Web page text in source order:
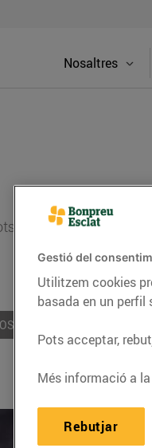
Nosaltres
trobar receptes,
Gestió del
Utilitzem cookies
basada en un perfil
Pots acceptar,
Més informació a la
Rebutjar